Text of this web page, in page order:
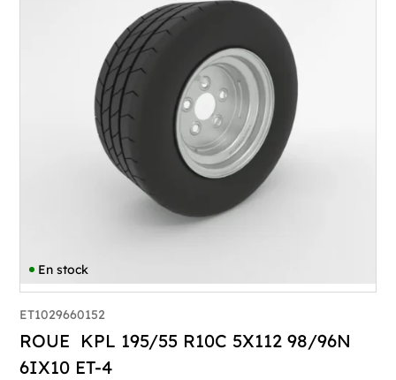
En stock
ET1029660152
ROUE KPL 195/55 R10C 5X112 98/96N
6IX10 ET-4